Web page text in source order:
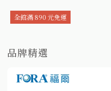
全館滿 890 元免運
品牌精選